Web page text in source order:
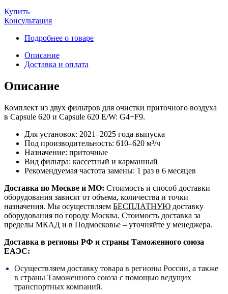
Купить
Консультация
Подробнее о товаре
Описание
Доставка и оплата
Описание
Комплект из двух фильтров для очистки приточного воздуха
в Capsule 620 и Capsule 620 E/W: G4+F9.
Для установок: 2021–2025 года выпуска
Под производительность: 610–620 м³/ч
Назначение: приточные
Вид фильтра: кассетный и карманный
Рекомендуемая частота замены: 1 раз в 6 месяцев
Доставка по Москве и МО: Стоимость и способ доставки
оборудования зависят от объема, количества и точки
назначения. Мы осуществляем БЕСПЛАТНУЮ доставку
оборудования по городу Москва. Стоимость доставка за
пределы МКАД и в Подмосковье – уточняйте у менеджера.
Доставка в регионы РФ и страны Таможенного союза
ЕАЭС:
Осуществляем доставку товара в регионы России, а также
в страны Таможенного союза с помощью ведущих
транспортных компаний.